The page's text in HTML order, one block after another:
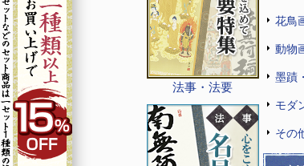
法事・法要
花鳥
動物
墨蹟
モダ
その